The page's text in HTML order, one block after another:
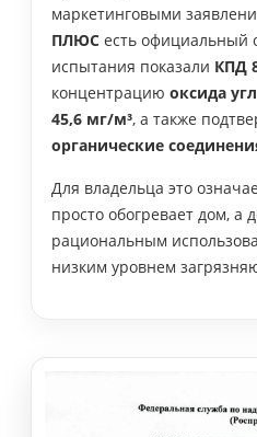
маркетинговыми
ПЛЮС есть официальный
испытания показали КПД
концентрацию оксида
45,6 мг/м³, а также
органические
Для владельца это
просто обогревает дом, а
рациональным
низким уровнем